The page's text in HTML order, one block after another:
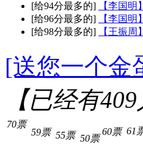
[给94分最多的]
【李国明
[给96分最多的]
【李国明
[给98分最多的]
【王振周
[送您一个金
【已经有409
70票
59票 55票 50票
60票 61